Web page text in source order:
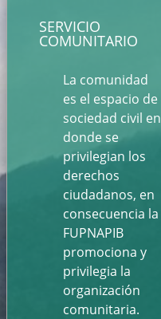
SERVICIO
COMUNITARIO
La comunidad
es el espacio de
sociedad civil en
donde se
privilegian los
derechos
ciudadanos, en
consecuencia la
FUPNAPIB
promociona y
privilegia la
organización
comunitaria.